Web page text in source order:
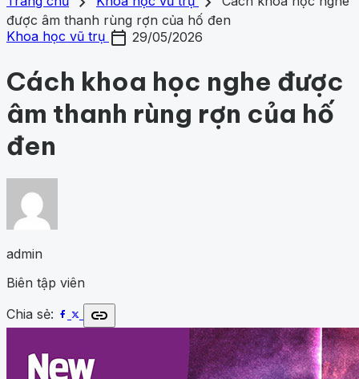
Chủ đề
Khám phá khoa học 434 Khoa học vũ trụ
nghệ
Gợi ý danh mục
Khám phá khoa họcKhoa học vũ trụ
được âm thanh rùng rợn của hố đen
Khoa học vũ trụ calendar_today 29/05/2026
Cách khoa học nghe được
âm thanh rùng rợn của hố
đen
admin
Biên tập viên
Chia sẻ:
link